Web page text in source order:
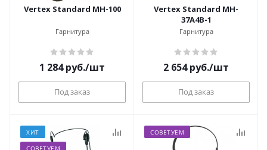
Vertex Standard MH-100
Гарнитура
1 284руб./шт
Под заказ
Vertex Standard MH-
37A4B-1
Гарнитура
2 654руб./шт
Под заказ
ХИТ
СОВЕТУЕМ
СОВЕТУЕМ